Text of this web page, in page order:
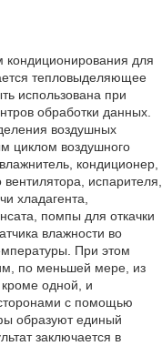
кондиционирования для
тепловыделяющее
использована при
обработки данных.
воздушных
циклом воздушного
кондиционер,
испарителя,
хладагента,
помпы для откачки
влажности во
При этом
по меньшей мере, из
одной, и
с помощью
образуют единый
заключается в